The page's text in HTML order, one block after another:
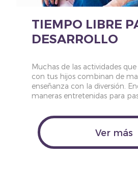
TIEMPO LIBRE
DESARROLLO
Muchas de las actividades
con tus hijos combinan de
enseñanza con la diversión.
maneras entretenidas para
Ver más